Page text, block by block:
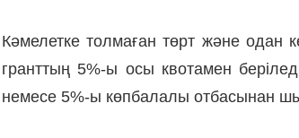
Кәмелетке толмаған төрт және одан
гранттың 5%-ы осы квотамен
немесе 5%-ы көпбалалы отбасынан